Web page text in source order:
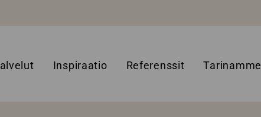
Inspiraatio Referenssit Tarinamme